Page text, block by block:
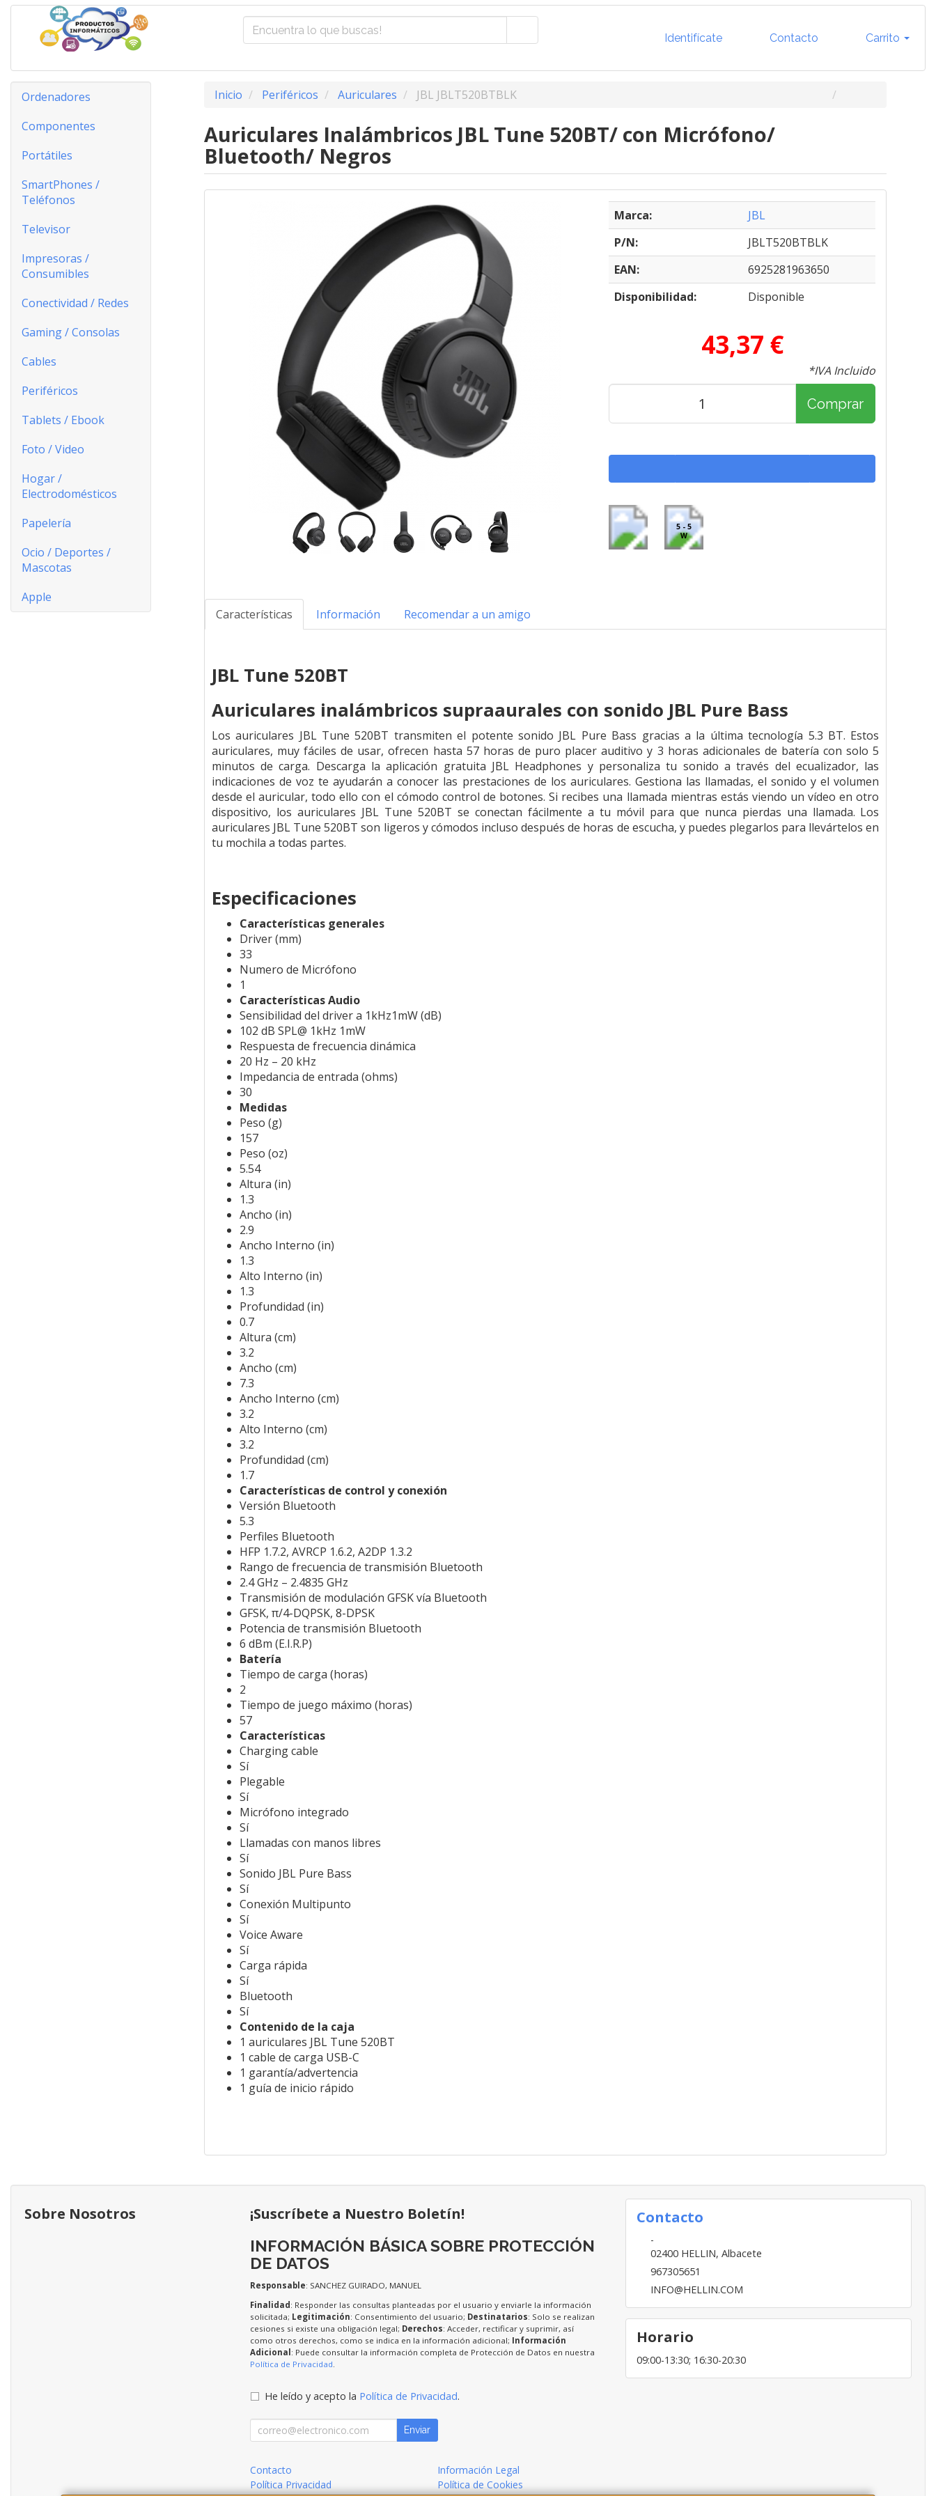
Identifícate Contacto Carrito
Ordenadores
Componentes
Portátiles
SmartPhones /
Teléfonos
Televisor
Impresoras /
Consumibles
Conectividad / Redes
Gaming / Consolas
Cables
Periféricos
Tablets / Ebook
Foto / Video
Hogar /
Electrodomésticos
Papelería
Ocio / Deportes /
Mascotas
Apple
Inicio Periféricos Auriculares JBL JBLT520BTBLK
Auriculares Inalámbricos JBL Tune 520BT/ con Micrófono/
Bluetooth/ Negros
Marca:
JBL
P/N:
JBLT520BTBLK
EAN:
6925281963650
Disponibilidad:
Disponible
43,37 €
*IVA Incluido
Comprar
5 - 5
W
Características Información Recomendar a un amigo
JBL Tune 520BT
Auriculares inalámbricos supraaurales con sonido JBL Pure Bass
Los auriculares JBL Tune 520BT transmiten el potente sonido JBL Pure Bass gracias a la última tecnología 5.3 BT. Estos
auriculares, muy fáciles de usar, ofrecen hasta 57 horas de puro placer auditivo y 3 horas adicionales de batería con solo 5
minutos de carga. Descarga la aplicación gratuita JBL Headphones y personaliza tu sonido a través del ecualizador, las
indicaciones de voz te ayudarán a conocer las prestaciones de los auriculares. Gestiona las llamadas, el sonido y el volumen
desde el auricular, todo ello con el cómodo control de botones. Si recibes una llamada mientras estás viendo un vídeo en otro
dispositivo, los auriculares JBL Tune 520BT se conectan fácilmente a tu móvil para que nunca pierdas una llamada. Los
auriculares JBL Tune 520BT son ligeros y cómodos incluso después de horas de escucha, y puedes plegarlos para llevártelos en
tu mochila a todas partes.
Especificaciones
Características generales
Driver (mm)
33
Numero de Micrófono
1
Características Audio
Sensibilidad del driver a 1kHz1mW (dB)
102 dB SPL@ 1kHz 1mW
Respuesta de frecuencia dinámica
20 Hz – 20 kHz
Impedancia de entrada (ohms)
30
Medidas
Peso (g)
157
Peso (oz)
5.54
Altura (in)
1.3
Ancho (in)
2.9
Ancho Interno (in)
1.3
Alto Interno (in)
1.3
Profundidad (in)
0.7
Altura (cm)
3.2
Ancho (cm)
7.3
Ancho Interno (cm)
3.2
Alto Interno (cm)
3.2
Profundidad (cm)
1.7
Características de control y conexión
Versión Bluetooth
5.3
Perfiles Bluetooth
HFP 1.7.2, AVRCP 1.6.2, A2DP 1.3.2
Rango de frecuencia de transmisión Bluetooth
2.4 GHz – 2.4835 GHz
Transmisión de modulación GFSK vía Bluetooth
GFSK, π/4-DQPSK, 8-DPSK
Potencia de transmisión Bluetooth
6 dBm (E.I.R.P)
Batería
Tiempo de carga (horas)
2
Tiempo de juego máximo (horas)
57
Características
Charging cable
Sí
Plegable
Sí
Micrófono integrado
Sí
Llamadas con manos libres
Sí
Sonido JBL Pure Bass
Sí
Conexión Multipunto
Sí
Voice Aware
Sí
Carga rápida
Sí
Bluetooth
Sí
Contenido de la caja
1 auriculares JBL Tune 520BT
1 cable de carga USB-C
1 garantía/advertencia
1 guía de inicio rápido
Sobre Nosotros
¡Suscríbete a Nuestro Boletín!
INFORMACIÓN BÁSICA SOBRE PROTECCIÓN
DE DATOS
Responsable: SANCHEZ GUIRADO, MANUEL
Finalidad : Responder las consultas planteadas por el usuario y enviarle la información
solicitada; Legitimación: Consentimiento del usuario; Destinatarios: Solo se realizan
cesiones si existe una obligación legal; Derechos: Acceder, rectificar y suprimir, así
como otros derechos, como se indica en la información adicional; Información
Adicional : Puede consultar la información completa de Protección de Datos en nuestra
Política de Privacidad.
He leído y acepto la Política de Privacidad.
Enviar
Contacto
Información Legal
Política Privacidad
Política de Cookies
Contacto
-
02400 HELLIN, Albacete
967305651
INFO@HELLIN.COM
Horario
09:00-13:30; 16:30-20:30